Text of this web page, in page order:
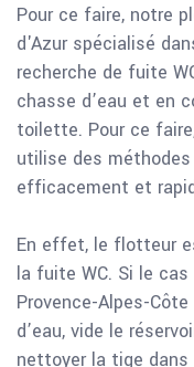
Pour ce faire, notre
d'Azur spécialisé
recherche de fuite
chasse d’eau et en
toilette. Pour ce
utilise des
efficacement et
En effet, le flotteur
la fuite WC. Si le
Provence-Alpes-
d’eau, vide le
nettoyer la tige dans